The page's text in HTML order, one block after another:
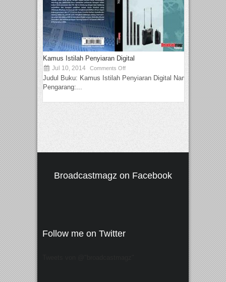
Kamus Istilah Penyiaran Digital
Jul 10, 2014 Comments Off
Judul Buku: Kamus Istilah Penyiaran Digital Nama
Pengarang:...
Broadcastmagz on Facebook
Follow me on Twitter